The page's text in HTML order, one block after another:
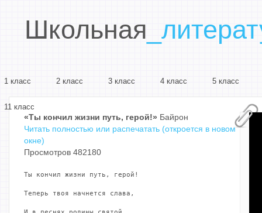
Школьная
1 класс 2 класс 3 класс 4 класс 5 класс
11 класс
«Ты кончил жизни путь, герой!» Байрон
Читать полностью или распечатать (откроется в новом
окне)
Просмотров 482180
Ты кончил жизни путь, герой!
Теперь твоя начнется слава,